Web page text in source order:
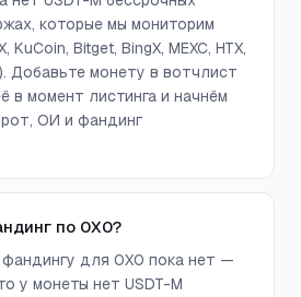
которые мы мониторим
KuCoin, Bitget, BingX, MEXC, HTX,
Добавьте монету в вотчлист
в момент листинга и начнём
ОИ и фандинг
по 0X0?
для 0X0 пока нет —
у монеты нет USDT-M